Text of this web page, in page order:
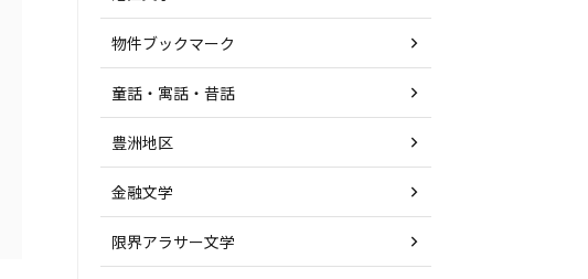
物件ブックマーク
童話・寓話・昔話
豊洲地区
金融文学
限界アラサー文学